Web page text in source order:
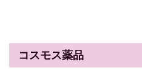
コスモス薬品